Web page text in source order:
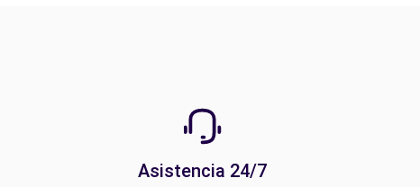
Asistencia 24/7